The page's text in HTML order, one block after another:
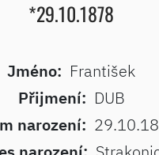
*29.10.1878
Jméno: František
Přijmení: DUB
narození: